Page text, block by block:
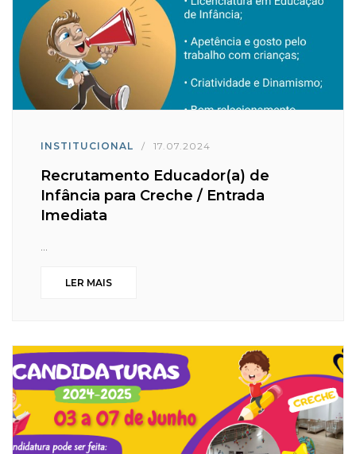
INSTITUCIONAL / 17.07.2024
Recrutamento Educador(a) de
Infância para Creche / Entrada
Imediata
LER MAIS